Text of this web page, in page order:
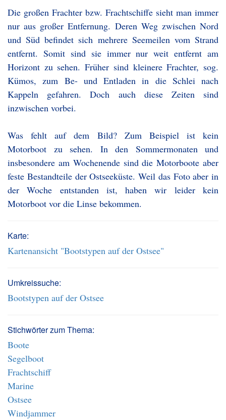
Die großen Frachter bzw. Frachtschiffe sieht man immer
nur aus großer Entfernung. Deren Weg zwischen Nord
und Süd befindet sich mehrere Seemeilen vom Strand
entfernt. Somit sind sie immer nur weit entfernt am
Horizont zu sehen. Früher sind kleinere Frachter, sog.
Kümos, zum Be- und Entladen in die Schlei nach
Kappeln gefahren. Doch auch diese Zeiten sind
inzwischen vorbei.
Was fehlt auf dem Bild? Zum Beispiel ist kein
Motorboot zu sehen. In den Sommermonaten und
insbesondere am Wochenende sind die Motorboote aber
feste Bestandteile der Ostseeküste. Weil das Foto aber in
der Woche entstanden ist, haben wir leider kein
Motorboot vor die Linse bekommen.
Karte:
Kartenansicht "Bootstypen auf der Ostsee"
Umkreissuche:
Bootstypen auf der Ostsee
Stichwörter zum Thema:
Boote
Segelboot
Frachtschiff
Marine
Ostsee
Windjammer